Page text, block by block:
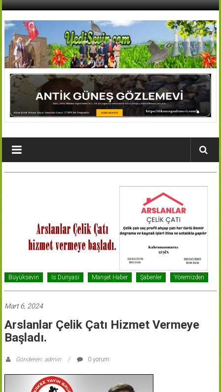
İçeriğe
AFŞİN
YEDİSEVİN
HABER
Köyleri
Büyüksevin Is Dunyasi Manşet Haber Şabenler Yöremizden
Mart 6, 2024
Arslanlar Çelik Çatı Hizmet Vermeye
Başladı.
Gönderen: admin 0 yorum